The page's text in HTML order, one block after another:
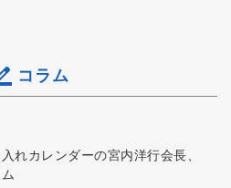
コラム
れカレンダーの宮内洋行会長、